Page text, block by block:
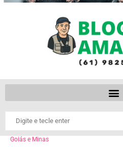
Goiás e Minas